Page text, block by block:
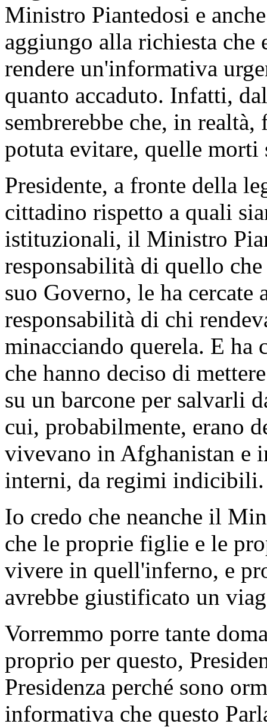
Ministro Piantedosi e
aggiungo alla richiesta
rendere un'informativa
quanto accaduto. Infatti,
sembrerebbe che, in
potuta evitare, quelle morti
Presidente, a fronte della
cittadino rispetto a quali
istituzionali, il Ministro
responsabilità di quello che
suo Governo, le ha cercate
responsabilità di chi
minacciando querela. E ha
che hanno deciso di
su un barcone per salvarli
cui, probabilmente, erano
vivevano in Afghanistan e
interni, da regimi indicibili.
Io credo che neanche il
che le proprie figlie e le
vivere in quell'inferno, e
avrebbe giustificato un
Vorremmo porre tante
proprio per questo,
Presidenza perché sono
informativa che questo